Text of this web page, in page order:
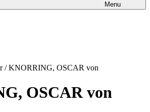
Menu
/ KNORRING, OSCAR von
OSCAR von